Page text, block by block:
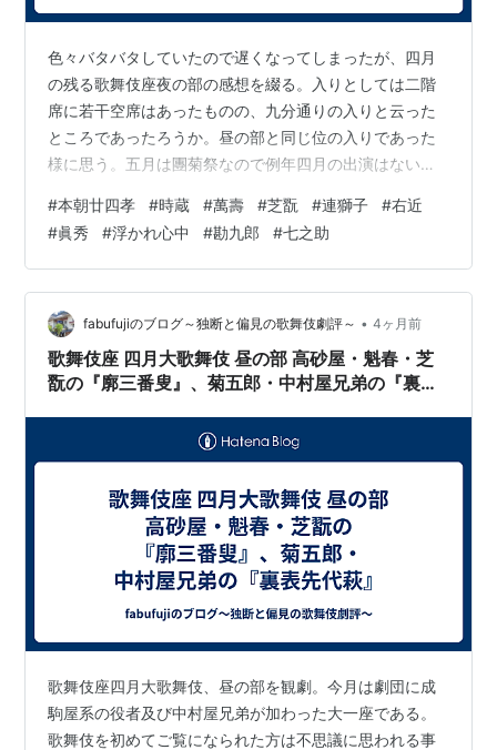
色々バタバタしていたので遅くなってしまったが、四月
の残る歌舞伎座夜の部の感想を綴る。入りとしては二階
席に若干空席はあったものの、九分通りの入りと云った
ところであったろうか。昼の部と同じ位の入りであった
様に思う。五月は團菊祭なので例年四月の出演はない印
襲名の締めくくりとして博多座に出る菊五郎。正に東奔
西走と云ったところ。チケットはおさえたので、今から
博多座公演が楽しみである。 幕開きは『本朝廿四孝』か
ら「十種香」。近松半二らによる丸本の名作である。配
役は時蔵の八重垣姫、七之助の濡衣、歌昇の小文治、萬
太郎の六郎、芝翫の謙信、萬壽の蓑作実は勝頼。八重…
#本朝廿四孝 #時蔵 #萬壽 #芝翫 #連獅子 #右近
#眞秀 #浮かれ心中 #勘九郎 #七之助
fabufujiのブログ～独断と偏見の歌舞伎劇評～ • 4ヶ月前
歌舞伎座 四月大歌舞伎 昼の部 高砂屋・魁春・芝
翫の『廓三番叟』、菊五郎・中村屋兄弟の『裏表
歌舞伎座四月大歌舞伎、昼の部を観劇。今月は劇団に成
駒屋系の役者及び中村屋兄弟が加わった大一座である。
歌舞伎を初めてご覧になられた方は不思議に思われる事